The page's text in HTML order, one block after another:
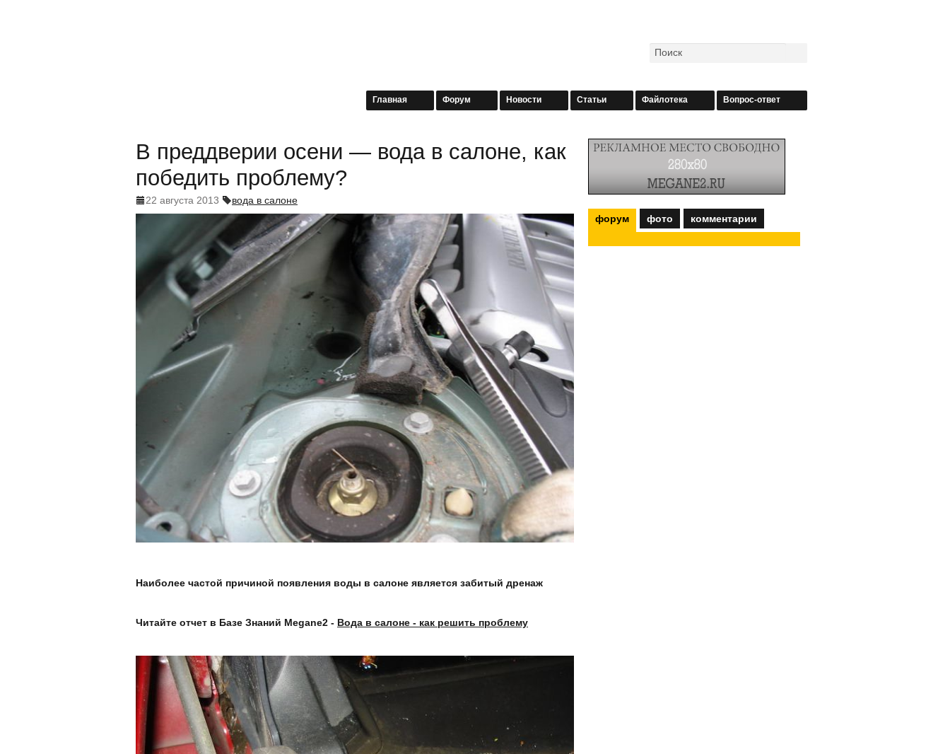
Главная Форум Новости Статьи Файлотека Вопрос-ответ
В преддверии осени — вода в салоне, как
победить проблему?
22 августа 2013 вода в салоне
Наиболее частой причиной появления воды в салоне является забитый дренаж
Читайте отчет в Базе Знаний Megane2 - Вода в салоне - как решить проблему
форум фото комментарии